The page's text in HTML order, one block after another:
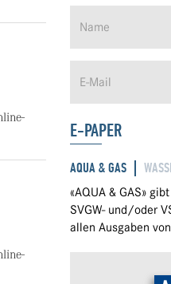
E-PAPER
AQUA & GAS
«AQUA & GAS»
SVGW- und/oder
allen Ausgaben